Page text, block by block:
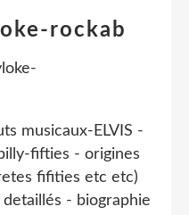
rockab
musicaux-ELVIS -
fifties - origines
fifities etc etc)
- biographie